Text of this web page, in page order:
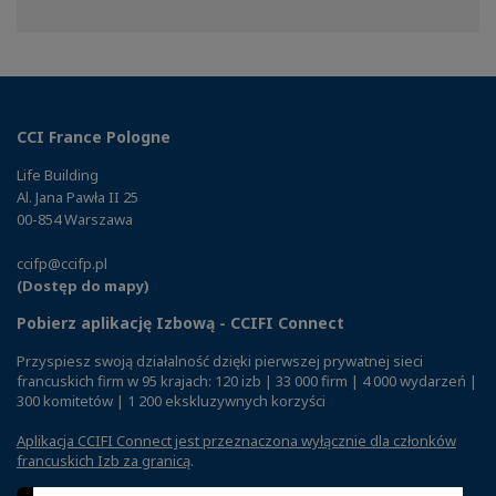
CCI France Pologne
Life Building
Al. Jana Pawła II 25
00-854 Warszawa
ccifp@ccifp.pl
(Dostęp do mapy)
Pobierz aplikację Izbową - CCIFI Connect
Przyspiesz swoją działalność dzięki pierwszej prywatnej sieci
francuskich firm w 95 krajach: 120 izb | 33 000 firm | 4 000 wydarzeń |
300 komitetów | 1 200 ekskluzywnych korzyści
Aplikacja CCIFI Connect jest przeznaczona wyłącznie dla członków
francuskich Izb za granicą.